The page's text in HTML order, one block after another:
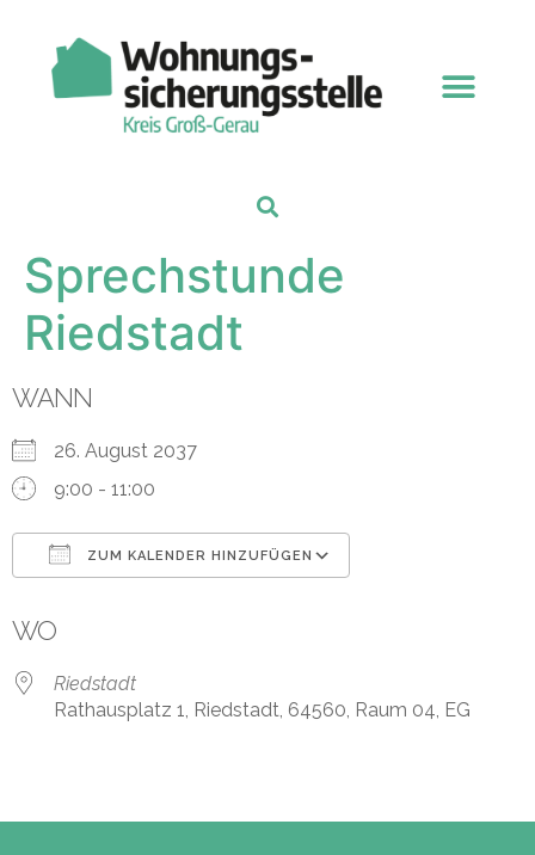
Sprechstunde
Riedstadt
WANN
26. August 2037
9:00 - 11:00
ZUM KALENDER HINZUFÜGEN
WO
Riedstadt
Rathausplatz 1, Riedstadt, 64560, Raum 04, EG